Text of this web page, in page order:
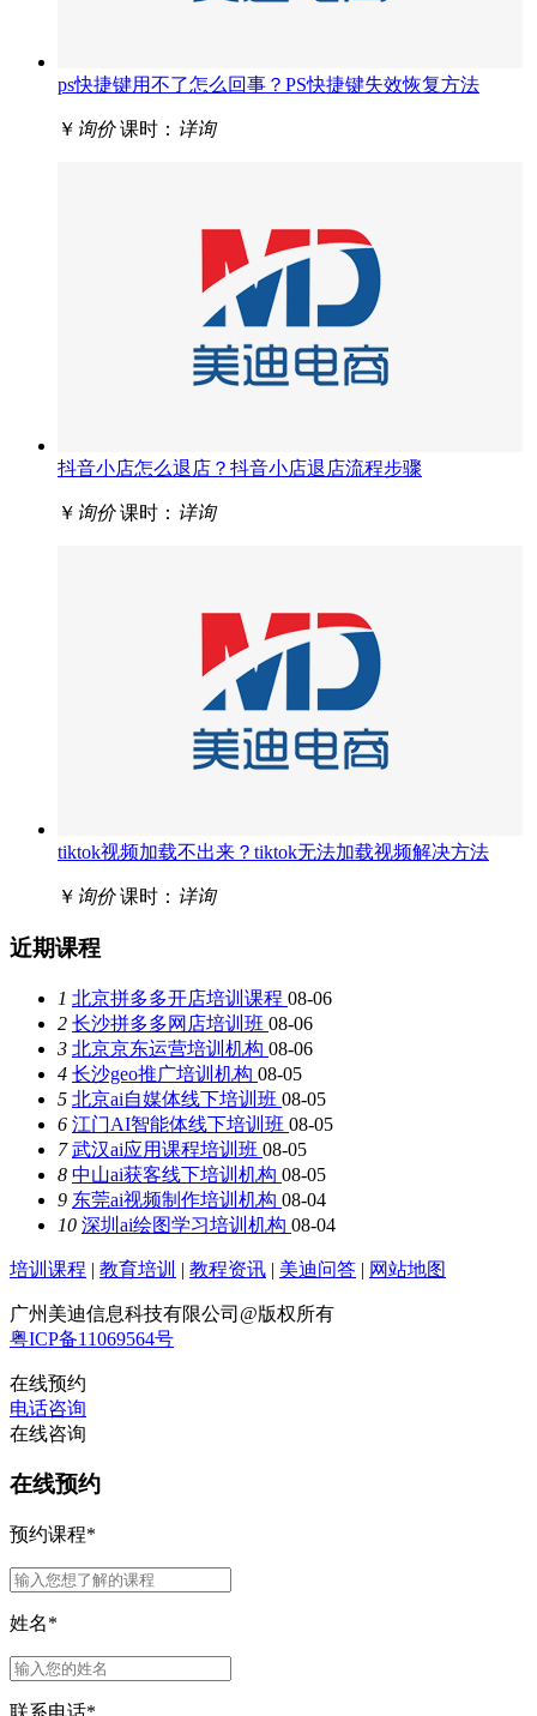
ps快捷键用不了怎么回事？PS快捷键失效恢复方法
￥ 询价 课时： 详询
抖音小店怎么退店？抖音小店退店流程步骤
￥ 询价 课时： 详询
tiktok视频加载不出来？tiktok无法加载视频解决方法
￥ 询价 课时： 详询
近期课程
1 北京拼多多开店培训课程 08-06
2 长沙拼多多网店培训班 08-06
3 北京京东运营培训机构 08-06
4 长沙geo推广培训机构 08-05
5 北京ai自媒体线下培训班 08-05
6 江门AI智能体线下培训班 08-05
7 武汉ai应用课程培训班 08-05
8 中山ai获客线下培训机构 08-05
9 东莞ai视频制作培训机构 08-04
10 深圳ai绘图学习培训机构 08-04
培训课程 | 教育培训 | 教程资讯 | 美迪问答 | 网站地图
广州美迪信息科技有限公司@版权所有
粤ICP备11069564号
在线预约
电话咨询
在线咨询
在线预约
预约课程*
姓名*
联系电话*